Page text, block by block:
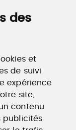
des
et
de suivi
expérience
site,
contenu
publicités
visites et
aux métiers